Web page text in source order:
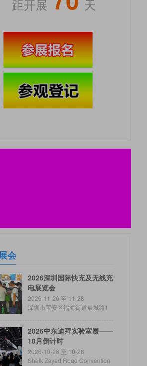
距开展 天
会
2026深圳国际快充及无线充
电展览会
2026-11-26 至 11-28
深圳市宝安区福海街道展城路1
2026中东迪拜实验室展——
10月倒计时
2026-10-26 至 10-28
Sheik Zayed Road Convention